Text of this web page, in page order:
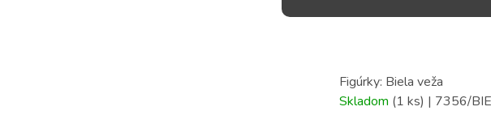
Figúrky: Biela veža
Skladom (1 ks) | 7356/